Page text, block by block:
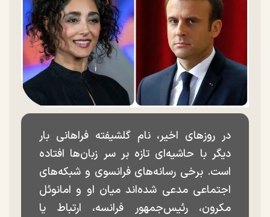
در روز‌های اخیر، نام گلشیفته فراهانی بار
دیگر با حاشیه‌ای تازه بر سر زبان‌ها افتاده
است. برخی رسانه‌های فرانسوی و شبکه‌های
اجتماعی مدعی شده‌اند میان او و امانوئل
مکرون، رئیس‌جمهور فرانسه، ارتباط یا